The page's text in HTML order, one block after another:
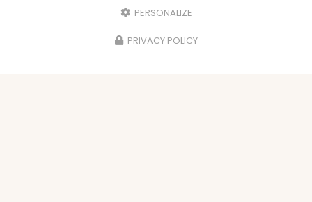
PERSONALIZE
PRIVACY POLICY